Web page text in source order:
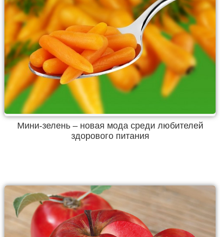
Мини-зелень – новая мода среди любителей
здорового питания